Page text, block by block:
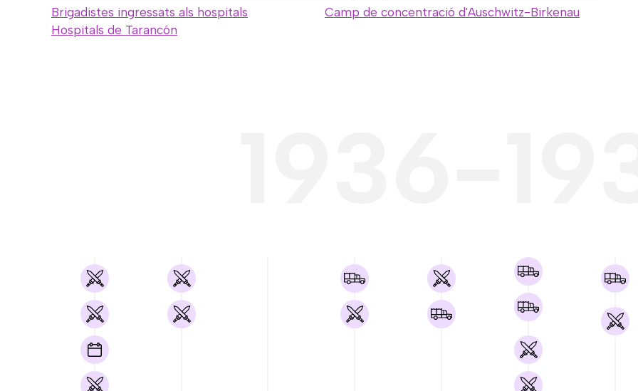
Brigadistes ingressats als hospitals
Hospitals de Tarancón
Camp de concentració d'Auschwitz-Birkenau